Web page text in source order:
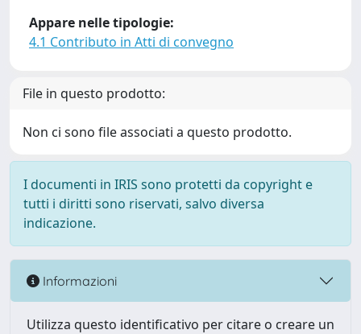
Appare nelle tipologie:
4.1 Contributo in Atti di convegno
File in questo prodotto:
Non ci sono file associati a questo prodotto.
I documenti in IRIS sono protetti da copyright e
tutti i diritti sono riservati, salvo diversa
indicazione.
Informazioni
Utilizza questo identificativo per citare o creare un